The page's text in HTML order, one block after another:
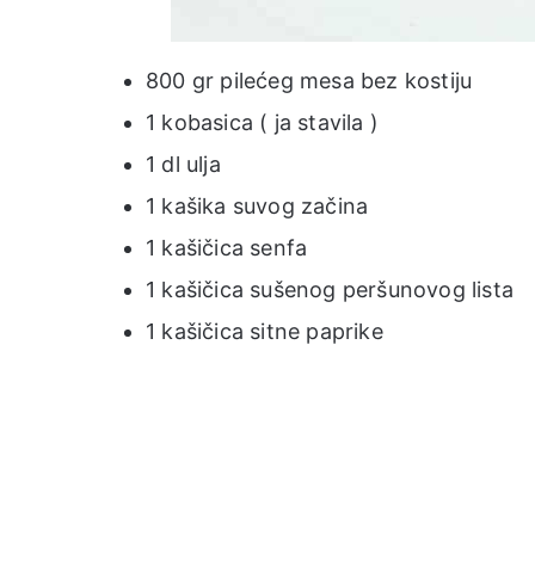
800 gr pilećeg mesa bez kostiju
1 kobasica ( ja stavila )
1 dl ulja
1 kašika suvog začina
1 kašičica senfa
1 kašičica sušenog peršunovog lista
1 kašičica sitne paprike